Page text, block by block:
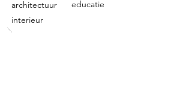
architectuur
educatie
interieur